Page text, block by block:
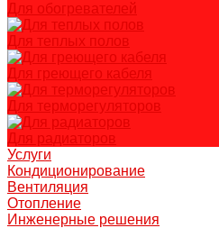
Для обогревателей
Для теплых полов
Для греющего кабеля
Для терморегуляторов
Для радиаторов
Услуги
Кондиционирование
Вентиляция
Отопление
Инженерные решения